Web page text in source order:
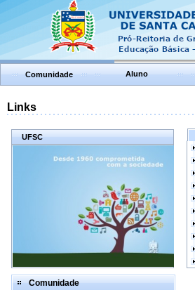
Comunidade Aluno
Links
UFSC
Comunidade